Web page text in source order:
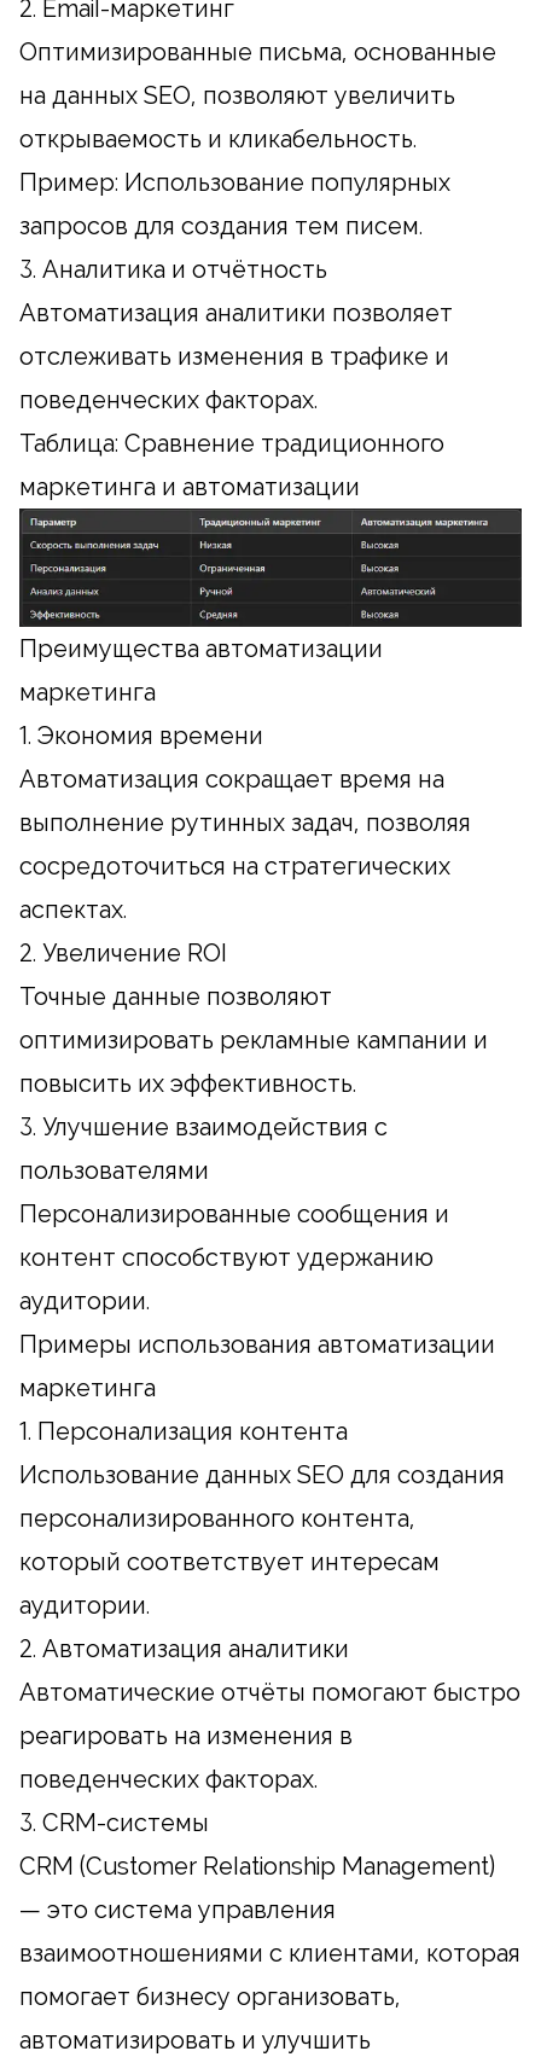
2. Email-маркетинг
Оптимизированные письма, основанные
на данных SEO, позволяют увеличить
открываемость и кликабельность.
Пример: Использование популярных
запросов для создания тем писем.
3. Аналитика и отчётность
Автоматизация аналитики позволяет
отслеживать изменения в трафике и
поведенческих факторах.
Таблица: Сравнение традиционного
маркетинга и автоматизации
Преимущества автоматизации
маркетинга
1. Экономия времени
Автоматизация сокращает время на
выполнение рутинных задач, позволяя
сосредоточиться на стратегических
аспектах.
2. Увеличение ROI
Точные данные позволяют
оптимизировать рекламные кампании и
повысить их эффективность.
3. Улучшение взаимодействия с
пользователями
Персонализированные сообщения и
контент способствуют удержанию
аудитории.
Примеры использования автоматизации
маркетинга
1. Персонализация контента
Использование данных SEO для создания
персонализированного контента,
который соответствует интересам
аудитории.
2. Автоматизация аналитики
Автоматические отчёты помогают быстро
реагировать на изменения в
поведенческих факторах.
3. CRM-системы
CRM (Customer Relationship Management)
— это система управления
взаимоотношениями с клиентами, которая
помогает бизнесу организовать,
автоматизировать и улучшить